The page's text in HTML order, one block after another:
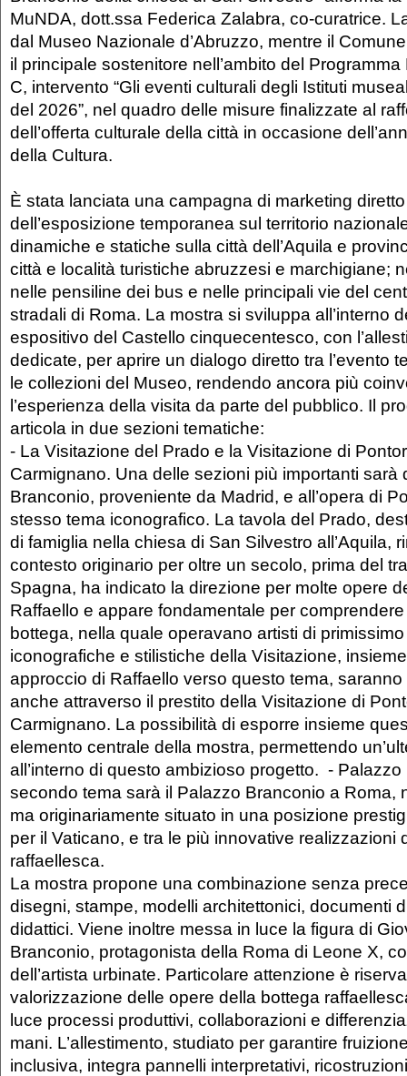
MuNDA, dott.ssa Federica Zalabra, co-curatrice.
dal Museo Nazionale d’Abruzzo, mentre il
il principale sostenitore nell’ambito del
C, intervento “Gli eventi culturali degli Istituti
del 2026”, nel quadro delle misure finalizzate al
dell’offerta culturale della città in occasione
della Cultura.
È stata lanciata una campagna di marketing
dell’esposizione temporanea sul territorio
dinamiche e statiche sulla città dell’Aquila e
città e località turistiche abruzzesi e marchigiane;
nelle pensiline dei bus e nelle principali vie del
stradali di Roma. La mostra si sviluppa all’interno
espositivo del Castello cinquecentesco, con
dedicate, per aprire un dialogo diretto tra l’evento
le collezioni del Museo, rendendo ancora più
l’esperienza della visita da parte del pubblico. Il
articola in due sezioni tematiche:
- La Visitazione del Prado e la Visitazione di
Carmignano. Una delle sezioni più importanti sarà
Branconio, proveniente da Madrid, e all’opera di
stesso tema iconografico. La tavola del Prado,
di famiglia nella chiesa di San Silvestro all’Aquila,
contesto originario per oltre un secolo, prima del
Spagna, ha indicato la direzione per molte opere
Raffaello e appare fondamentale per
bottega, nella quale operavano artisti di
iconografiche e stilistiche della Visitazione,
approccio di Raffaello verso questo tema,
anche attraverso il prestito della Visitazione di
Carmignano. La possibilità di esporre insieme
elemento centrale della mostra, permettendo
all’interno di questo ambizioso progetto. - Palazzo
secondo tema sarà il Palazzo Branconio a Roma,
ma originariamente situato in una posizione
per il Vaticano, e tra le più innovative realizzazioni
raffaellesca.
La mostra propone una combinazione senza
disegni, stampe, modelli architettonici, documenti
didattici. Viene inoltre messa in luce la figura di
Branconio, protagonista della Roma di Leone X,
dell’artista urbinate. Particolare attenzione è
valorizzazione delle opere della bottega
luce processi produttivi, collaborazioni e
mani. L’allestimento, studiato per garantire
inclusiva, integra pannelli interpretativi,